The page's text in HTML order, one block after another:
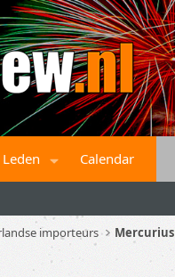
Leden Calendar
importeurs Mercurius